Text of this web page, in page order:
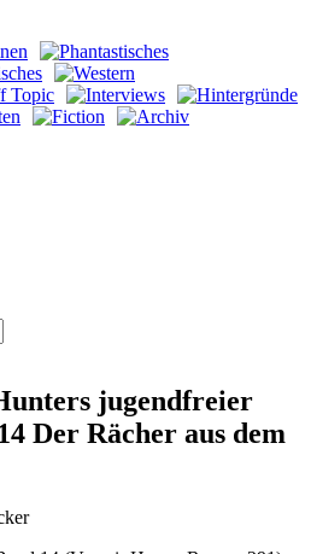
jugendfreier
Der Rächer aus dem